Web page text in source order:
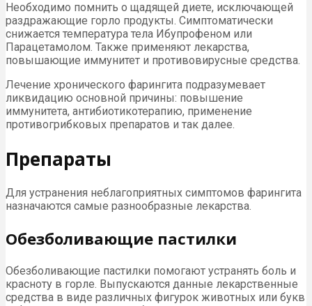
Необходимо помнить о щадящей диете, исключающей
раздражающие горло продукты. Симптоматически
снижается температура тела Ибупрофеном или
Парацетамолом. Также применяют лекарства,
повышающие иммунитет и противовирусные средства.
Лечение хронического фарингита подразумевает
ликвидацию основной причины: повышение
иммунитета, антибиотикотерапию, применение
противогрибковых препаратов и так далее.
Препараты
Для устранения неблагоприятных симптомов фарингита
назначаются самые разнообразные лекарства.
Обезболивающие пастилки
Обезболивающие пастилки помогают устранять боль и
красноту в горле. Выпускаются данные лекарственные
средства в виде различных фигурок животных или букв